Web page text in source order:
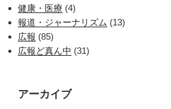
健康・医療 (4)
報道・ジャーナリズム (13)
広報 (85)
広報ど真ん中 (31)
アーカイブ